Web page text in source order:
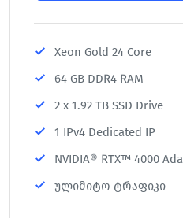
Xeon Gold 24 Core
64 GB DDR4 RAM
2 x 1.92 TB SSD Drive
1 IPv4 Dedicated IP
NVIDIA® RTX™ 4000 Ada
ულიმიტო ტრაფიკი